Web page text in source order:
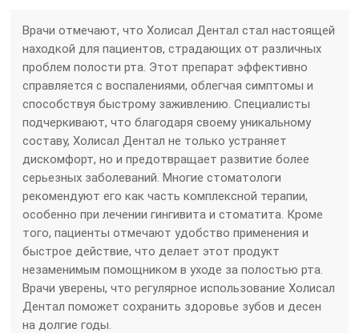
Врачи отмечают, что Холисал Дентал стал настоящей
находкой для пациентов, страдающих от различных
проблем полости рта. Этот препарат эффективно
справляется с воспалениями, облегчая симптомы и
способствуя быстрому заживлению. Специалисты
подчеркивают, что благодаря своему уникальному
составу, Холисал Дентал не только устраняет
дискомфорт, но и предотвращает развитие более
серьезных заболеваний. Многие стоматологи
рекомендуют его как часть комплексной терапии,
особенно при лечении гингивита и стоматита. Кроме
того, пациенты отмечают удобство применения и
быстрое действие, что делает этот продукт
незаменимым помощником в уходе за полостью рта.
Врачи уверены, что регулярное использование Холисал
Дентал поможет сохранить здоровье зубов и десен
на долгие годы.